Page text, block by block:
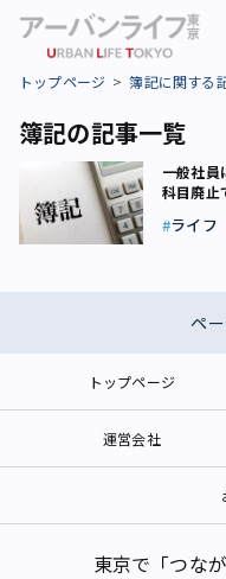
トップページ 簿記に関する
簿記の記事一覧
一般社員
科目廃止
ライフ
ペ
トップページ
運営会社
東京で「つな